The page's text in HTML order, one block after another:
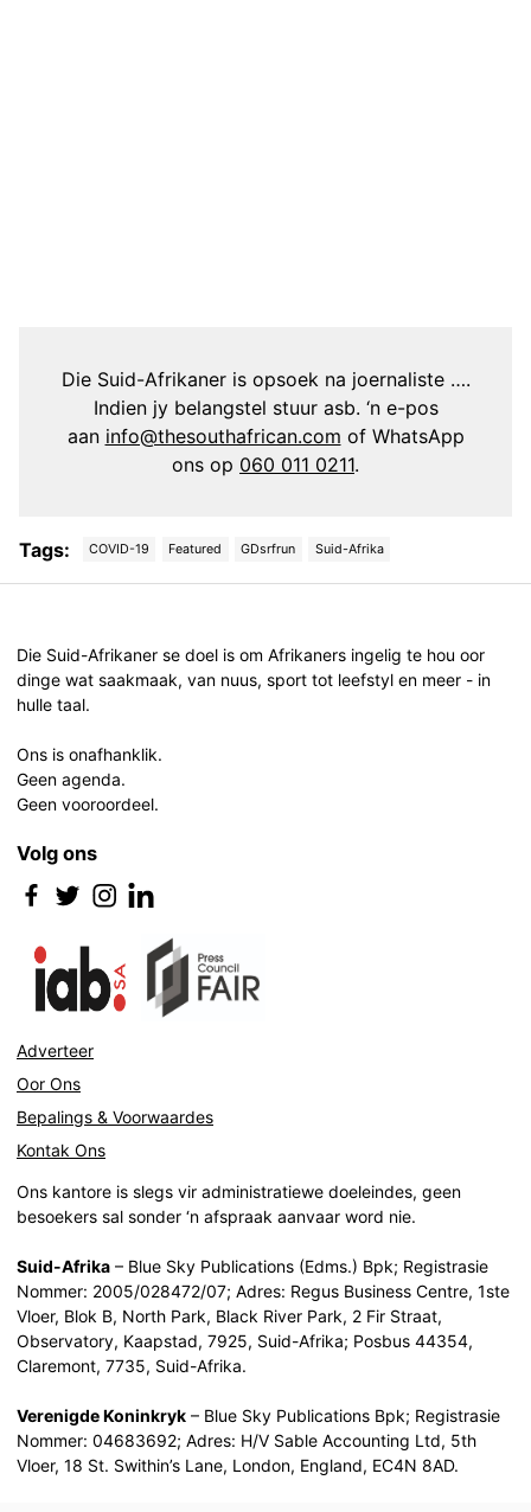
Die Suid-Afrikaner is opsoek na joernaliste ….
Indien jy belangstel stuur asb. ‘n e-pos
aan info@thesouthafrican.com of WhatsApp
ons op 060 011 0211.
Tags: COVID-19 Featured GDsrfrun Suid-Afrika
Die Suid-Afrikaner se doel is om Afrikaners ingelig te hou oor
dinge wat saakmaak, van nuus, sport tot leefstyl en meer - in
hulle taal.
Ons is onafhanklik.
Geen agenda.
Geen vooroordeel.
Volg ons
Adverteer
Oor Ons
Bepalings & Voorwaardes
Kontak Ons
Ons kantore is slegs vir administratiewe doeleindes, geen
besoekers sal sonder ‘n afspraak aanvaar word nie.
Suid-Afrika – Blue Sky Publications (Edms.) Bpk; Registrasie
Nommer: 2005/028472/07; Adres: Regus Business Centre, 1ste
Vloer, Blok B, North Park, Black River Park, 2 Fir Straat,
Observatory, Kaapstad, 7925, Suid-Afrika; Posbus 44354,
Claremont, 7735, Suid-Afrika.
Verenigde Koninkryk – Blue Sky Publications Bpk; Registrasie
Nommer: 04683692; Adres: H/V Sable Accounting Ltd, 5th
Vloer, 18 St. Swithin’s Lane, London, England, EC4N 8AD.